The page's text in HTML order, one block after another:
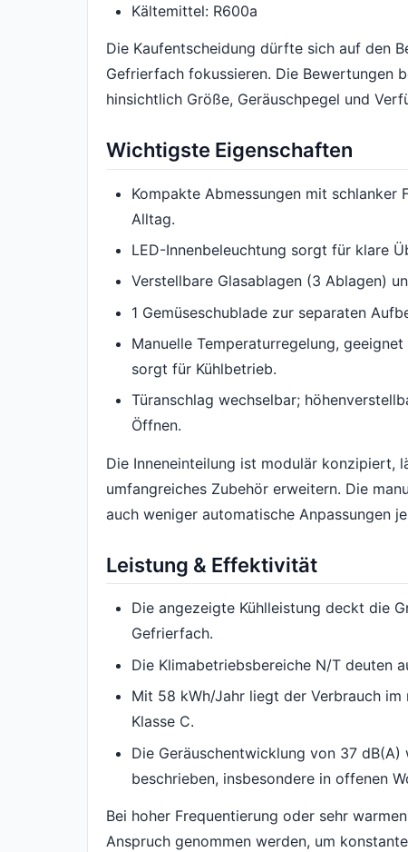
Kältemittel: R600a
Die Kaufentscheidung dürfte sich auf den
Gefrierfach fokussieren. Die Bewertungen
hinsichtlich Größe, Geräuschpegel und
Wichtigste Eigenschaften
Kompakte Abmessungen mit schlanker
Alltag.
LED-Innenbeleuchtung sorgt für klare
Verstellbare Glasablagen (3 Ablagen)
1 Gemüseschublade zur separaten
Manuelle Temperaturregelung,
sorgt für Kühlbetrieb.
Türanschlag wechselbar;
Öffnen.
Die Inneneinteilung ist modulär konzipiert,
umfangreiches Zubehör erweitern. Die
auch weniger automatische Anpassungen
Leistung & Effektivität
Die angezeigte Kühlleistung deckt die
Gefrierfach.
Die Klimabetriebsbereiche N/T deuten
Mit 58 kWh/Jahr liegt der Verbrauch
Klasse C.
Die Geräuschentwicklung von 37
beschrieben, insbesondere in offenen
Bei hoher Frequentierung oder sehr
Anspruch genommen werden, um